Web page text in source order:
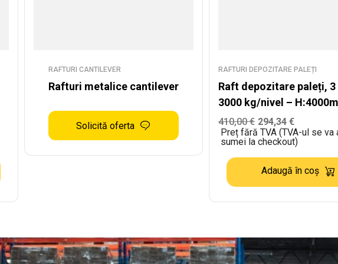
RAFTURI CANTILEVER
Rafturi metalice cantilever
Solicită oferta
RAFTURI DEPOZITARE PALEȚI
Raft depozitare paleți, 3
3000 kg/nivel –
L:2880mm x W:1100mm,
kg/nivel
410,00€ 294,34 €
Preț fără TVA (TVA-ul se va
sumei la checkout)
Adaugă în coș